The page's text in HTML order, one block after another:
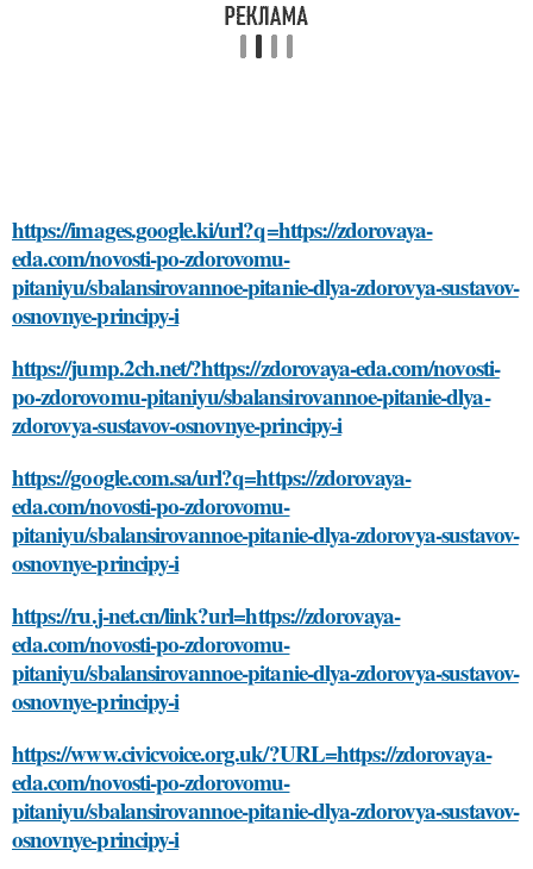
https://images.google.ki/url?q=https://zdorovaya-
eda.com/novosti-po-zdorovomu-
pitaniyu/sbalansirovannoe-pitanie-dlya-zdorovya-sustavov-
osnovnye-principy-i
https://jump.2ch.net/?https://zdorovaya-eda.com/novosti-
po-zdorovomu-pitaniyu/sbalansirovannoe-pitanie-dlya-
zdorovya-sustavov-osnovnye-principy-i
https://google.com.sa/url?q=https://zdorovaya-
eda.com/novosti-po-zdorovomu-
pitaniyu/sbalansirovannoe-pitanie-dlya-zdorovya-sustavov-
osnovnye-principy-i
https://ru.j-net.cn/link?url=https://zdorovaya-
eda.com/novosti-po-zdorovomu-
pitaniyu/sbalansirovannoe-pitanie-dlya-zdorovya-sustavov-
osnovnye-principy-i
https://www.civicvoice.org.uk/?URL=https://zdorovaya-
eda.com/novosti-po-zdorovomu-
pitaniyu/sbalansirovannoe-pitanie-dlya-zdorovya-sustavov-
osnovnye-principy-i